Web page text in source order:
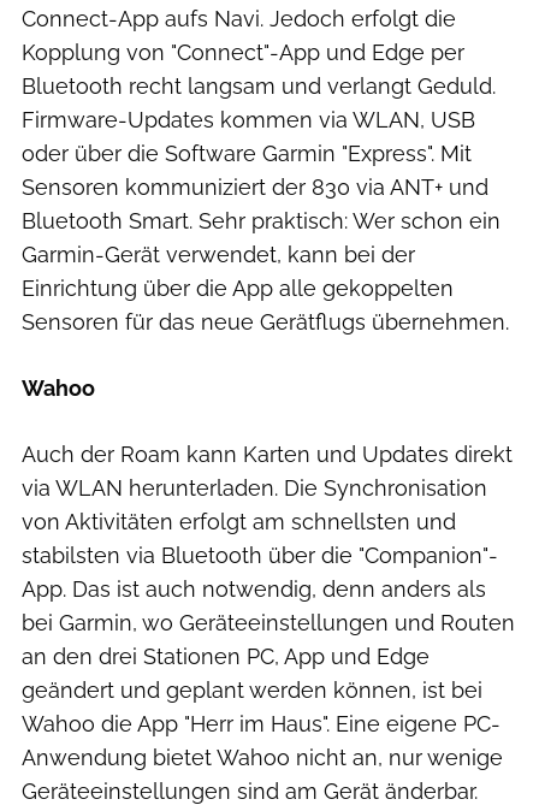
Connect-App aufs Navi. Jedoch erfolgt die
Kopplung von "Connect"-App und Edge per
Bluetooth recht langsam und verlangt Geduld.
Firmware-Updates kommen via WLAN, USB
oder über die Software Garmin "Express". Mit
Sensoren kommuniziert der 830 via ANT+ und
Bluetooth Smart. Sehr praktisch: Wer schon ein
Garmin-Gerät verwendet, kann bei der
Einrichtung über die App alle gekoppelten
Sensoren für das neue Gerätflugs übernehmen.
Wahoo
Auch der Roam kann Karten und Updates direkt
via WLAN herunterladen. Die Synchronisation
von Aktivitäten erfolgt am schnellsten und
stabilsten via Bluetooth über die "Companion"-
App. Das ist auch notwendig, denn anders als
bei Garmin, wo Geräteeinstellungen und Routen
an den drei Stationen PC, App und Edge
geändert und geplant werden können, ist bei
Wahoo die App "Herr im Haus". Eine eigene PC-
Anwendung bietet Wahoo nicht an, nur wenige
Geräteeinstellungen sind am Gerät änderbar.